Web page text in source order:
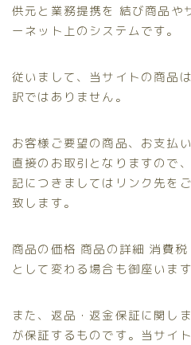
供元と業務提携を 結び商品や
ーネット上のシステムです。
従いまして、当サイトの商品
訳ではありません。
お客様ご要望の商品、お支払
直接のお取引となりますので
記につきましてはリンク先を
致します。
商品の価格 商品の詳細 消費
として変わる場合も御座います
また、返品・返金保証に関し
が保証するものです。当サイ